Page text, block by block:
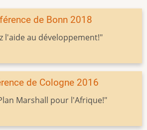
de Bonn 2018
l'aide au développement!"
de Cologne 2016
Marshall pour l'Afrique!"